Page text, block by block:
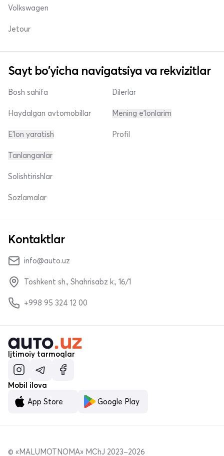
Volkswagen
Jetour
Sayt bo'yicha navigatsiya va rekvizitlar
Bosh sahifa
Haydalgan avtomobillar
E'lon yaratish
Dilerlar
Mening e'lonlarim
Profil
Tanlanganlar
Solishtirishlar
Sozlamalar
Kontaktlar
info@auto.uz
Toshkent sh., Shahrisabz k., 16/1
+998 95 324 12 00
Ijtimoiy tarmoqlar
Mobil ilova
App Store
Google Play
© «MALUMOTNOMA» MChJ 2023–2026